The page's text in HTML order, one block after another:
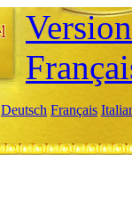
Deutsch Français